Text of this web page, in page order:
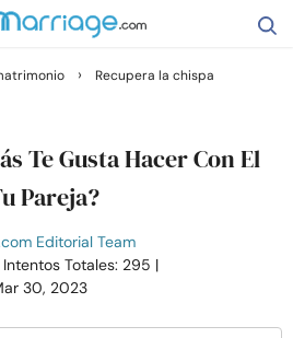
›
Recupera la chispa
Te Gusta Hacer Con El
Pareja?
Editorial Team
Intentos Totales: 295 |
30, 2023